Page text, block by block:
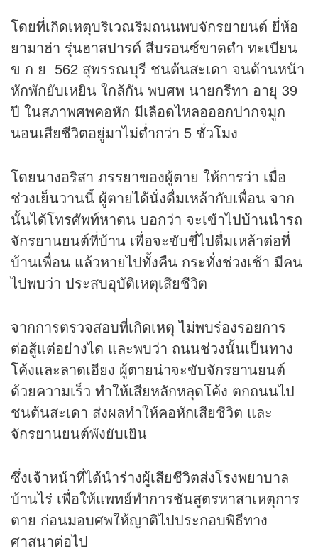
โดยที่เกิดเหตุบริเวณริมถนนพบจักรยายนต์ ยี่ห้อ
ยามาฮ่า รุ่นฮาสปารค์ สีบรอนซ์ขาดดำ ทะเบียน
ข ก ย 562 สุพรรณบุรี ชนต้นสะเดา จนด้านหน้า
หักพักยับเหยิน ใกล้กัน พบศพ นายกรีทา อายุ 39
ปี ในสภาพศพคอหัก มีเลือดไหลอออกปากจมูก
นอนเสียชีวิตอยู่มาไม่ต่ำกว่า 5 ชั่วโมง
โดยนางอริสา ภรรยาของผู้ตาย ให้การว่า เมื่อ
ช่วงเย็นวานนี้ ผู้ตายได้นั่งดื่มเหล้ากับเพื่อน จาก
นั้นได้โทรศัพท์หาตน บอกว่า จะเข้าไปบ้านนำรถ
จักรยานยนต์ที่บ้าน เพื่อจะขับขี่ไปดื่มเหล้าต่อที่
บ้านเพื่อน แล้วหายไปทั้งคืน กระทั่งช่วงเช้า มีคน
ไปพบว่า ประสบอุบัติเหตุเสียชีวิต
จากการตรวจสอบที่เกิดเหตุ ไม่พบร่องรอยการ
ต่อสู้แต่อย่างได และพบว่า ถนนช่วงนั้นเป็นทาง
โค้งและลาดเอียง ผู้ตายน่าจะขับจักรยานยนต์
ด้วยความเร็ว ทำให้เสียหลักหลุดโค้ง ตกถนนไป
ชนต้นสะเดา ส่งผลทำให้คอหักเสียชีวิต และ
จักรยานยนต์พังยับเยิน
ซึ่งเจ้าหน้าที่ได้นำร่างผู้เสียชีวิตส่งโรงพยาบาล
บ้านไร่ เพื่อให้แพทย์ทำการชันสูตรหาสาเหตุการ
ตาย ก่อนมอบศพให้ญาติไปประกอบพิธีทาง
ศาสนาต่อไป